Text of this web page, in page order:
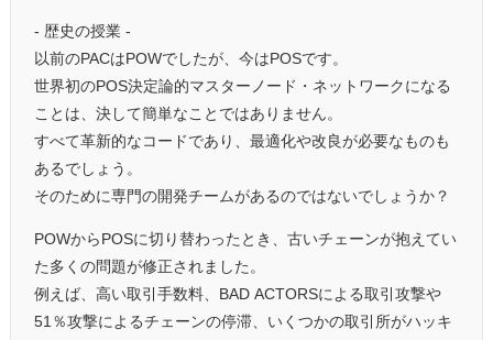
- 歴史の授業 -
以前のPACはPOWでしたが、今はPOSです。
世界初のPOS決定論的マスターノード・ネットワークになる
ことは、決して簡単なことではありません。
すべて革新的なコードであり、最適化や改良が必要なものも
あるでしょう。
そのために専門の開発チームがあるのではないでしょうか？
POWからPOSに切り替わったとき、古いチェーンが抱えてい
た多くの問題が修正されました。
例えば、高い取引手数料、BAD ACTORSによる取引攻撃や
51％攻撃によるチェーンの停滞、いくつかの取引所がハッキ